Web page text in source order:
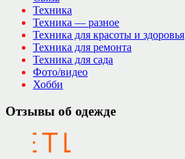
Техника
Техника — разное
Техника для красоты и здоровья
Техника для ремонта
Техника для сада
Фото/видео
Хобби
Отзывы об одежде